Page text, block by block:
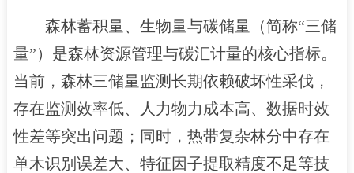
森林蓄积量、生物量与碳储量（简称“三储
量”）是森林资源管理与碳汇计量的核心指标。
当前，森林三储量监测长期依赖破坏性采伐，
存在监测效率低、人力物力成本高、数据时效
性差等突出问题；同时，热带复杂林分中存在
单木识别误差大、特征因子提取精度不足等技